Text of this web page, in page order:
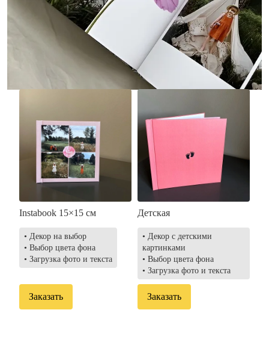
• Выбор цвета фона
• Загрузка фото и текста
акварельных красок
• Выбор цвета фона
• Загрузка фото и текста
Instabook 15×15 см
• Декор на выбор
• Выбор цвета фона
• Загрузка фото и текста
Заказать
Детская
• Декор с детскими
картинками
• Выбор цвета фона
• Загрузка фото и текста
Заказать